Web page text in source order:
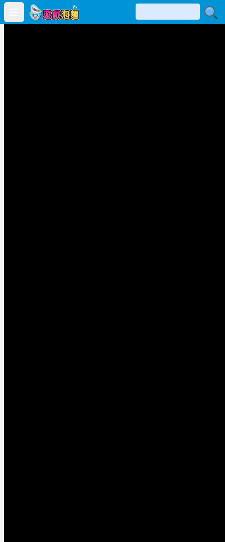
Open main menu